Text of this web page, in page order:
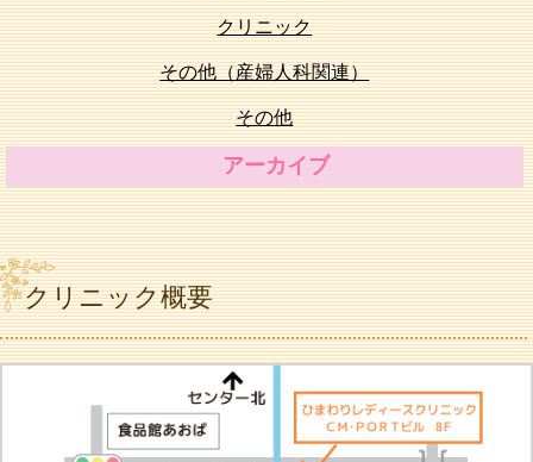
クリニック
その他（産婦人科関連）
その他
アーカイブ
クリニック概要